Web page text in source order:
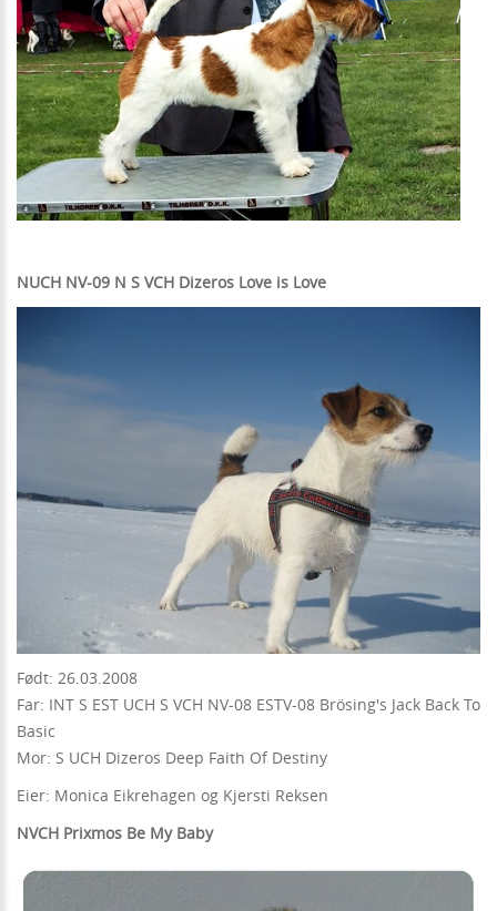
NUCH NV-09 N S VCH Dizeros Love is Love
Født: 26.03.2008
Far: INT S EST UCH S VCH NV-08 ESTV-08 Brösing's Jack Back To
Basic
Mor: S UCH Dizeros Deep Faith Of Destiny
Eier: Monica Eikrehagen og Kjersti Reksen
NVCH Prixmos Be My Baby